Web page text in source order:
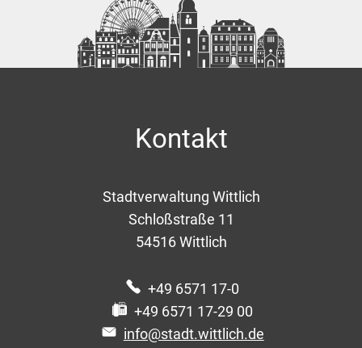
Kontakt
Stadtverwaltung Wittlich
Schloßstraße 11
54516 Wittlich
+49 6571 17-0
+49 6571 17-29 00
info@stadt.wittlich.de